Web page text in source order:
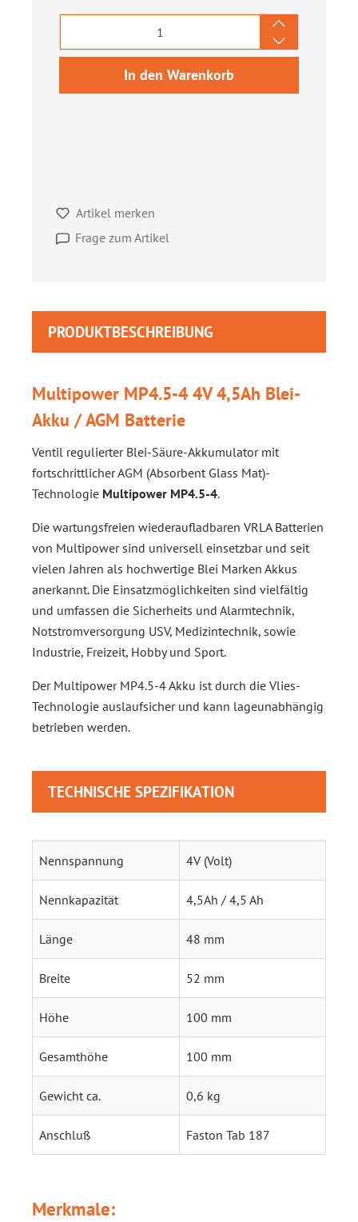
Produkt Anzahl: Gib den
In den Warenkorb
Artikel merken
Frage zum Artikel
PRODUKTBESCHREIBUNG
Multipower MP4.5-4 4V 4,5Ah Blei-
Akku / AGM Batterie
Ventil regulierter Blei-Säure-Akkumulator mit
fortschrittlicher AGM (Absorbent Glass Mat)-
Technologie Multipower MP4.5-4.
Die wartungsfreien wiederaufladbaren VRLA Batterien
von Multipower sind universell einsetzbar und seit
vielen Jahren als hochwertige Blei Marken Akkus
anerkannt. Die Einsatzmöglichkeiten sind vielfältig
und umfassen die Sicherheits und Alarmtechnik,
Notstromversorgung USV, Medizintechnik, sowie
Industrie, Freizeit, Hobby und Sport.
Der Multipower MP4.5-4 Akku ist durch die Vlies-
Technologie auslaufsicher und kann lageunabhängig
betrieben werden.
TECHNISCHE SPEZIFIKATION
Nennspannung 4V (Volt)
Nennkapazität 4,5Ah / 4,5 Ah
Länge 48 mm
Breite 52 mm
Höhe 100 mm
Gesamthöhe 100 mm
Gewicht ca. 0,6 kg
Anschluß Faston Tab 187
Merkmale: